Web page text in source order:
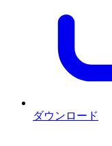
ダウンロード